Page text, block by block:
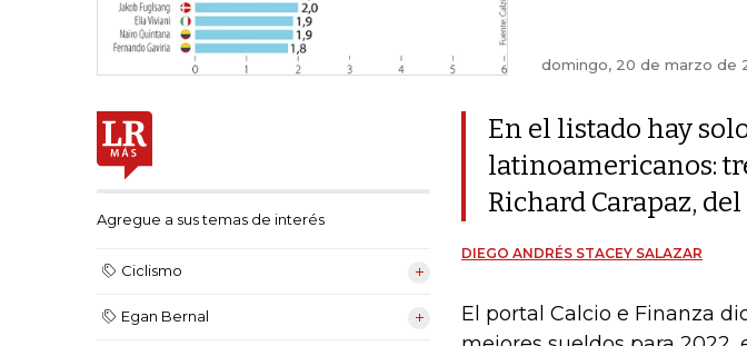
domingo, 20 de marzo de
Agregue a sus temas de interés
Ciclismo
Egan Bernal
En el listado hay
latinoamericanos:
Richard Carapaz,
DIEGO ANDRÉS STACEY SALAZAR
El portal Calcio e Finanza